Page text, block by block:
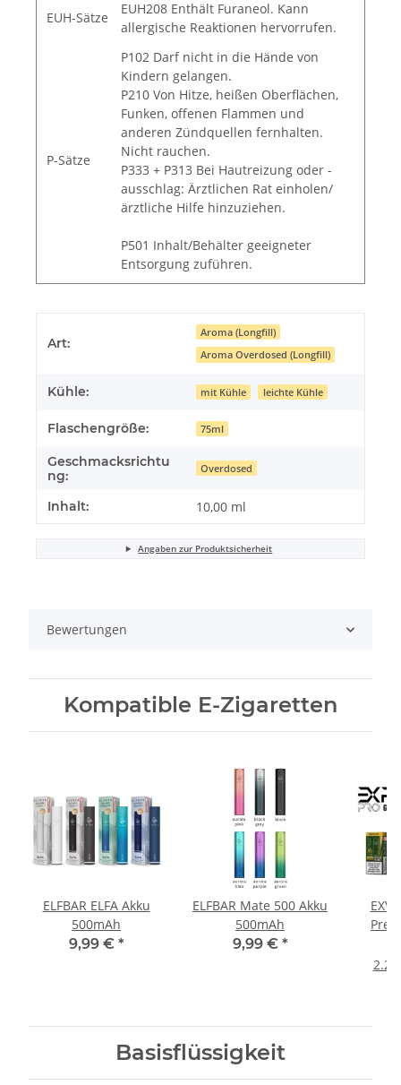
EUH-Sätze
EUH208 Enthält Furaneol. Kann
allergische Reaktionen hervorrufen.
P-Sätze
P102 Darf nicht in die Hände von
Kindern gelangen.
P210 Von Hitze, heißen Oberflächen,
Funken, offenen Flammen und
anderen Zündquellen fernhalten.
Nicht rauchen.
P333 + P313 Bei Hautreizung oder -
ausschlag: Ärztlichen Rat einholen/
ärztliche Hilfe hinzuziehen.
P501 Inhalt/Behälter geeigneter
Entsorgung zuführen.
Art:
Aroma (Longfill)
Aroma Overdosed (Longfill)
Kühle: mit Kühle leichte Kühle
Flaschengröße: 75ml
Geschmacksrichtu
ng:
Overdosed
Inhalt: 10,00 ml
Angaben zur Produktsicherheit
Bewertungen
Kompatible E-Zigaretten
ELFBAR ELFA Akku
500mAh
9,99 € *
ELFBAR Mate 500 Akku
500mAh
9,99 € *
Basisflüssigkeit